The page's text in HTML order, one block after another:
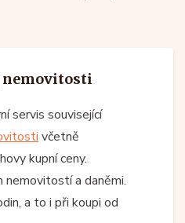
nemovitosti
servis související
včetně
kupní ceny.
a daněmi.
a to i při koupi od